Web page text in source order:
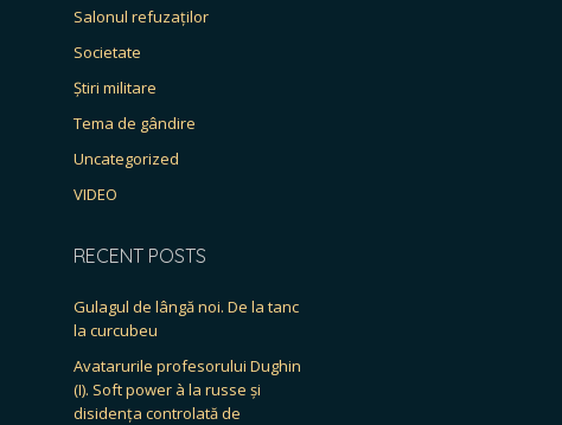
Salonul refuzaților
Societate
Știri militare
Tema de gândire
Uncategorized
VIDEO
RECENT POSTS
Gulagul de lângă noi. De la tanc
la curcubeu
Avatarurile profesorului Dughin
(I). Soft power à la russe și
disidența controlată de